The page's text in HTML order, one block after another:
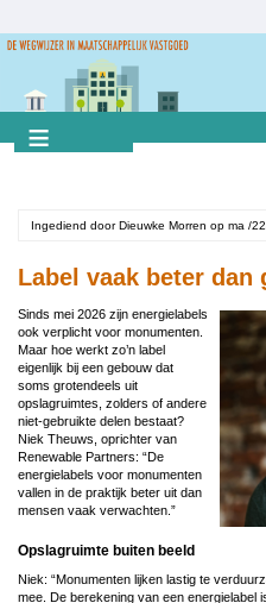
naar
gaan
Ingediend doorDieuwke Morren op ma /
Label vaak beter dan
Sinds mei 2026 zijn energielabels
ook verplicht voor monumenten.
Maar hoe werkt zo’n label
eigenlijk bij een gebouw dat
soms grotendeels uit
opslagruimtes, zolders of andere
niet-gebruikte delen bestaat?
Niek Theuws, oprichter van
Renewable Partners: “De
energielabels voor monumenten
vallen in de praktijk beter uit dan
mensen vaak verwachten.”
Opslagruimte buiten beeld
Niek: “Monumenten lijken lastig te
mee. De berekening van een energielabel